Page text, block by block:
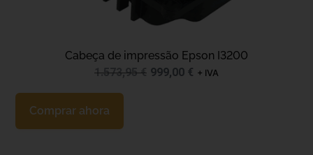
Cabeça de impressão Epson I3200
1.573,95€ 999,00 € + IVA
Comprar ahora